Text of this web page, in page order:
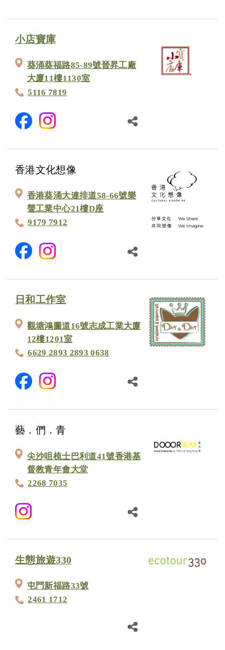
小店寶庫
葵涌葵福路85-89號晉昇工廠
大廈11樓1130室
5116 7819
香港文化想像
香港葵涌大連排道58-66號樂
聲工業中心21樓D座
9179 7912
日和工作室
觀塘鴻圖道16號志成工業大廈
12樓1201室
6629 2893 2893 0638
藝．們．青
尖沙咀梳士巴利道41號香港基
督教青年會大堂
2268 7035
生態旅遊330
屯門新福路33號
2461 1712